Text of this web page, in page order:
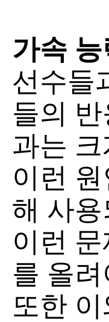
가속
선수들
들의
과는
이런
해 사
이런
를 올
또한